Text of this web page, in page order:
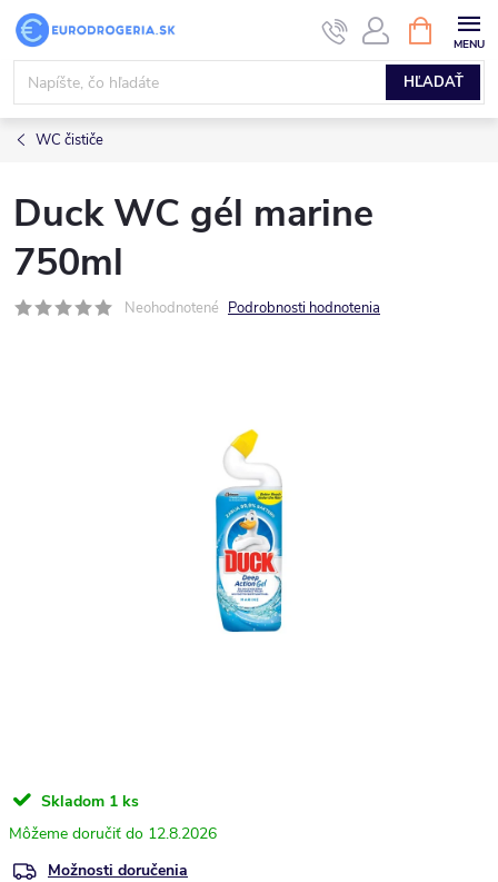
Prejsť
obsah
HĽADAŤ
KOŠÍK
WC čističe
Duck WC gél marine
750ml
Neohodnotené Podrobnosti hodnotenia
Skladom 1 ks
12.8.2026
Možnosti doručenia